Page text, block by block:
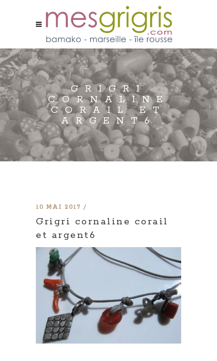
GRIGRI
CORNALINE
CORAIL ET
ARGENT6
10 MAI 2017
Grigri cornaline corail
et argent6